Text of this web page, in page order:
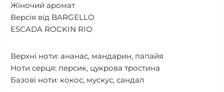
Жіночий аромат
Версія від BARGELLO
ESCADA ROCKIN RIO
Верхні ноти: ананас, мандарин, папайя
Ноти серця: персик, цукрова тростина
Базові ноти: кокос, мускус, сандал